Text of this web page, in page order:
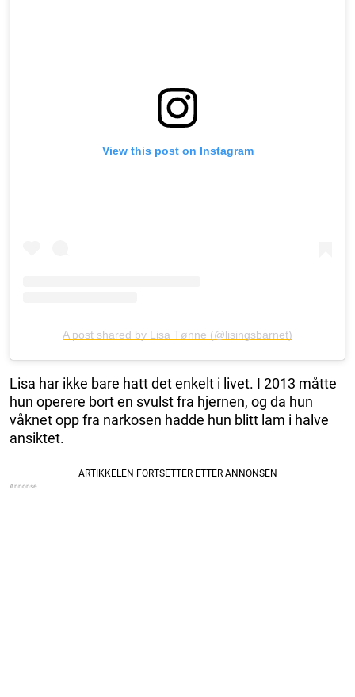
View this post on Instagram
A post shared by Lisa Tønne (@lisingsbarnet)
Lisa har ikke bare hatt det enkelt i livet. I 2013 måtte
hun operere bort en svulst fra hjernen, og da hun
våknet opp fra narkosen hadde hun blitt lam i halve
ansiktet.